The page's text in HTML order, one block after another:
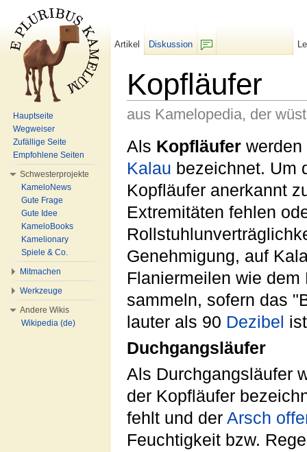
Kopfläufer
aus Kamelopedia, der
Als Kopfläufer
Kalau bezeichnet. Um
Kopfläufer anerkannt
Extremitäten fehlen
Genehmigung, auf
Flaniermeilen wie
sammeln, sofern das
lauter als 90 Dezibel
Duchgangsläufer
Als Durchgangsläufer
der Kopfläufer
fehlt und der Arsch
Feuchtigkeit bzw.
Artikel
Diskussion
Hauptseite
Wegweiser
Zufällige Seite
Empfohlene Seiten
Schwesterprojekte
KameloNews
Gute Frage
Gute Idee
KameloBooks
Kamelionary
Spiele & Co.
Mitmachen
Werkzeuge
Andere Wikis
Wikipedia (de)